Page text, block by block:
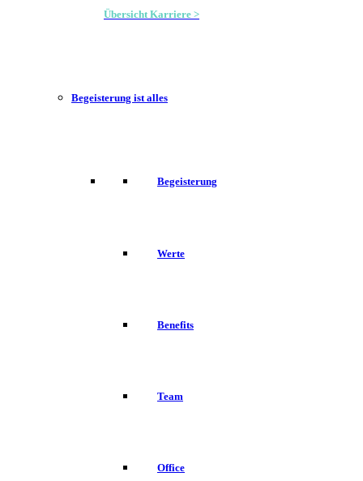
Übersicht Karriere >
Begeisterung ist alles
Begeisterung
Werte
Benefits
Team
Office